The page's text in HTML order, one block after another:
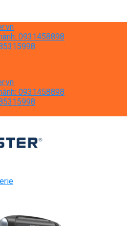
0931458898
0931458898